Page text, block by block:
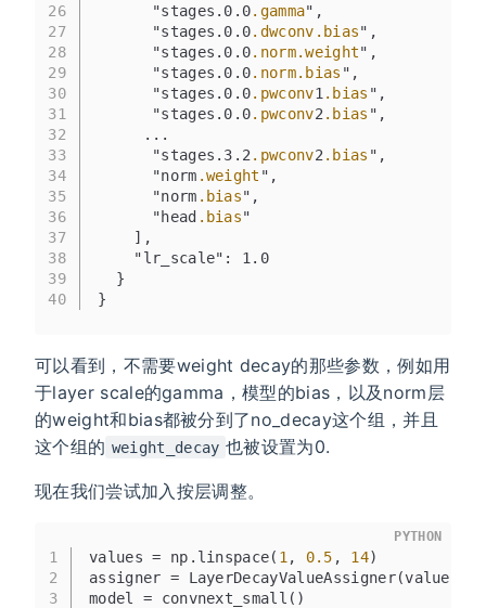
26
27
28
29
30
31
32
33
34
35
36
37
38
39
40
      "stages.0.0
.gamma",
      "stages.0.0
.dwconv .bias",
      "stages.0.0
.norm.weight",
      "stages.0.0
.norm.bias ",
      "stages.0.0
.pwconv1 .bias ",
      "stages.0.0
.pwconv2 .bias ",
     ...
      "stages.3.2
.pwconv2 .bias ",
      "norm
.weight ",
      "norm
.bias",
      "head
.bias"
    ],
    "lr_scale": 1.0
  }
}
可以看到，不需要weight decay的那些参数，例如用
于layer scale的gamma，模型的bias，以及norm层
的weight和bias都被分到了no_decay这个组，并且
这个组的 weight_decay 也被设置为0.
现在我们尝试加入按层调整。
1
2
3
values = np.linspace( 1 , 0.5 , 14)
assigner = LayerDecayValueAssigner(values)
model = convnext_small()
PYTHON